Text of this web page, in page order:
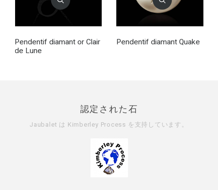
Pendentif diamant or Clair
de Lune
Pendentif diamant Quake
認定された石
Jaubalet は Kimberley Process を支持しています。